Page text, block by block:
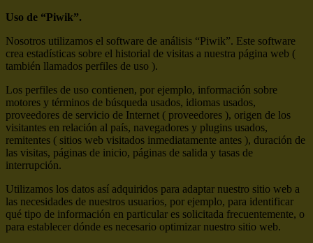
Uso de “Piwik”.
Nosotros utilizamos el software de análisis “Piwik”. Este software
crea estadísticas sobre el historial de visitas a nuestra página web (
también llamados perfiles de uso ).
Los perfiles de uso contienen, por ejemplo, información sobre
motores y términos de búsqueda usados, idiomas usados,
proveedores de servicio de Internet ( proveedores ), origen de los
visitantes en relación al país, navegadores y plugins usados,
remitentes ( sitios web visitados inmediatamente antes ), duración de
las visitas, páginas de inicio, páginas de salida y tasas de
interrupción.
Utilizamos los datos así adquiridos para adaptar nuestro sitio web a
las necesidades de nuestros usuarios, por ejemplo, para identificar
qué tipo de información en particular es solicitada frecuentemente, o
para establecer dónde es necesario optimizar nuestro sitio web.